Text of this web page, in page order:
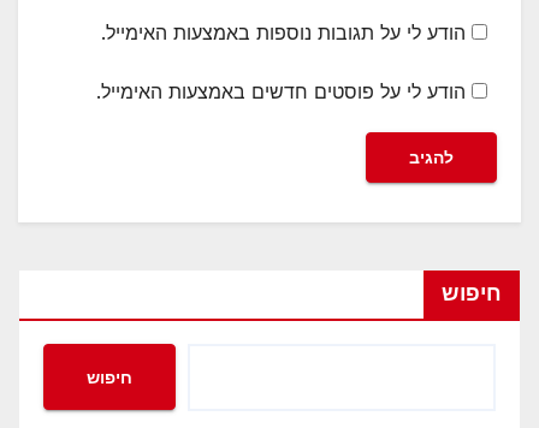
הודע לי על תגובות נוספות באמצעות האימייל.
הודע לי על פוסטים חדשים באמצעות האימייל.
חיפוש
חיפוש